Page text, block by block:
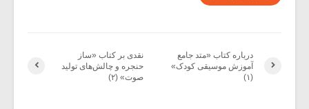
نقدی بر کتاب «ساز
حنجره و چالش‌های تولید
صوت» (۲)
درباره کتاب «متد جامع
آموزش موسیقی کودک»
(۱)